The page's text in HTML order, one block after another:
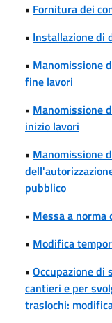
• Fornitura dei
• Installazione di
• Manomissione
fine lavori
• Manomissione
inizio lavori
• Manomissione
pubblico
• Messa a
• Modifica
• Occupazione di
cantieri e per
traslochi: